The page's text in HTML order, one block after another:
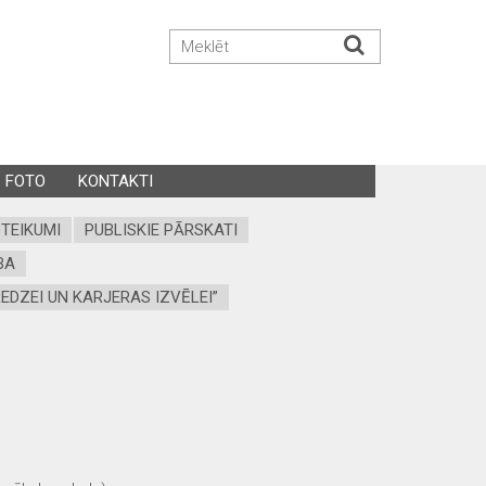
FOTO KONTAKTI
PUBLISKIE PĀRSKATI
UN KARJERAS IZVĒLEI”